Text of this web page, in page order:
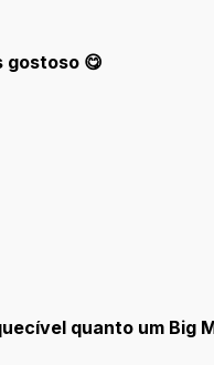
gostoso 😋
quanto um